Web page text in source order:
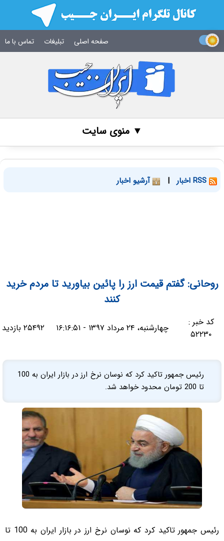
صفحه اصلی تبلیغات تماس با ما
▼ منوی سایت
| آرشیو اخبار
روحانی: گفتم قیمت ارز را پائین بیاورید تا مردم خرید
کنند
کد خبر :
۵۲۲۳۰
چهارشنبه، ۲۴ مرداد ۱۳۹۷ - ۱۶:۱۶:۵۱ ۲۵۴۹۲ بازدید
رئیس جمهور تاکید کرد که نوسان نرخ ارز در بازار ایران به 100
تا 200 تومان محدود خواهد شد.
رئیس جمهور تاکید کرد که نوسان نرخ ارز در بازار ایران به 100 تا